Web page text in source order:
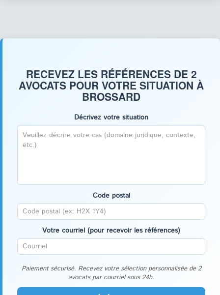
RECEVEZ LES RÉFÉRENCES DE 2
AVOCATS POUR VOTRE SITUATION À
BROSSARD
Décrivez votre situation
Code postal
Votre courriel (pour recevoir les références)
Paiement sécurisé. Recevez votre sélection personnalisée de 2
avocats par courriel sous 24h.